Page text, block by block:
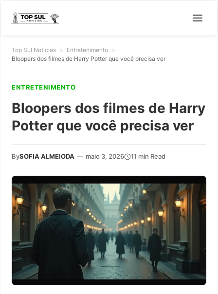
Top Sul Noticias » Entretenimento »
Bloopers dos filmes de Harry Potter que você precisa ver
ENTRETENIMENTO
Bloopers dos filmes de Harry
Potter que você precisa ver
BySOFIA ALMEIODA — maio 3, 2026 11 min Read